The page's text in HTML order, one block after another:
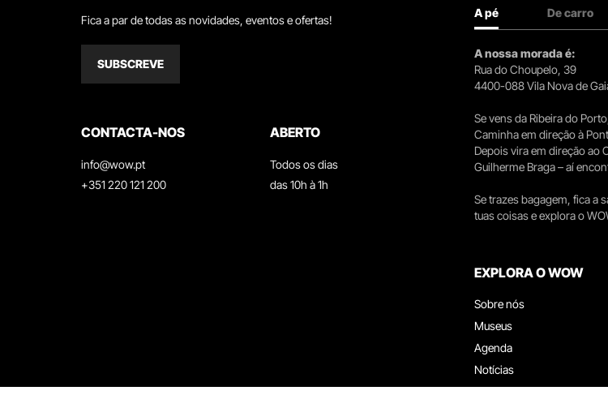
Fica a par de todas as novidades, eventos e ofertas!
SUBSCREVE
CONTACTA-NOS
info@wow.pt
+351 220 121 200
ABERTO
Todos os dias
das 10h à 1h
A pé De carro
A nossa morada é:
Rua do Choupelo, 39
4400-088 Vila Nova de
Se vens da Ribeira do
Caminha em direção à
Depois vira em direção ao
Guilherme Braga – aí
Se trazes bagagem, fica a
tuas coisas e explora o
EXPLORA O WOW
Sobre nós
Museus
Agenda
Notícias
Restaurantes